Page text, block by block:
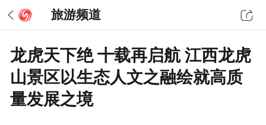
旅游频道
龙虎天下绝 十载再启航 江西龙虎
山景区以生态人文之融绘就高质
量发展之境